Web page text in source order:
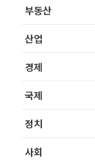
부동산
산업
경제
국제
정치
사회